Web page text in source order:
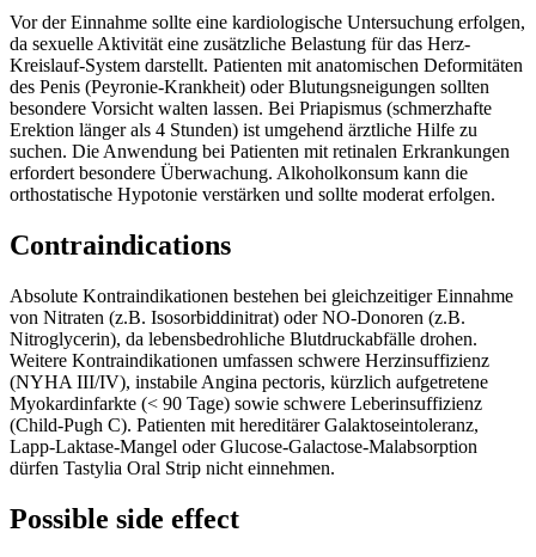
Vor der Einnahme sollte eine kardiologische Untersuchung erfolgen,
da sexuelle Aktivität eine zusätzliche Belastung für das Herz-
Kreislauf-System darstellt. Patienten mit anatomischen Deformitäten
des Penis (Peyronie-Krankheit) oder Blutungsneigungen sollten
besondere Vorsicht walten lassen. Bei Priapismus (schmerzhafte
Erektion länger als 4 Stunden) ist umgehend ärztliche Hilfe zu
suchen. Die Anwendung bei Patienten mit retinalen Erkrankungen
erfordert besondere Überwachung. Alkoholkonsum kann die
orthostatische Hypotonie verstärken und sollte moderat erfolgen.
Contraindications
Absolute Kontraindikationen bestehen bei gleichzeitiger Einnahme
von Nitraten (z.B. Isosorbiddinitrat) oder NO-Donoren (z.B.
Nitroglycerin), da lebensbedrohliche Blutdruckabfälle drohen.
Weitere Kontraindikationen umfassen schwere Herzinsuffizienz
(NYHA III/IV), instabile Angina pectoris, kürzlich aufgetretene
Myokardinfarkte (< 90 Tage) sowie schwere Leberinsuffizienz
(Child-Pugh C). Patienten mit hereditärer Galaktoseintoleranz,
Lapp-Laktase-Mangel oder Glucose-Galactose-Malabsorption
dürfen Tastylia Oral Strip nicht einnehmen.
Possible side effect